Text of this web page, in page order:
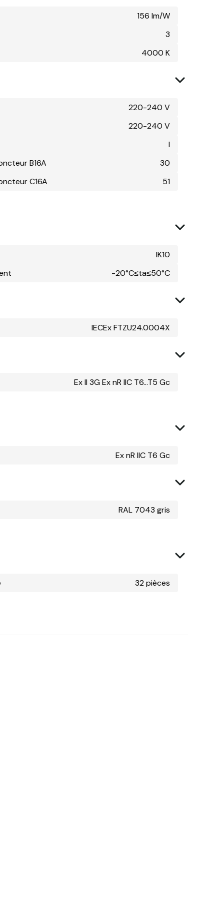
156 lm/W
3
4000 K
220-240 V
220-240 V
I
B16A
30
C16A
51
IK10
-20°C≤ta≤50°C
IECEx FTZU24.0004X
Ex II 3G Ex nR IIC T6...T5 Gc
Ex nR IIC T6 Gc
RAL 7043 gris
32 pièces